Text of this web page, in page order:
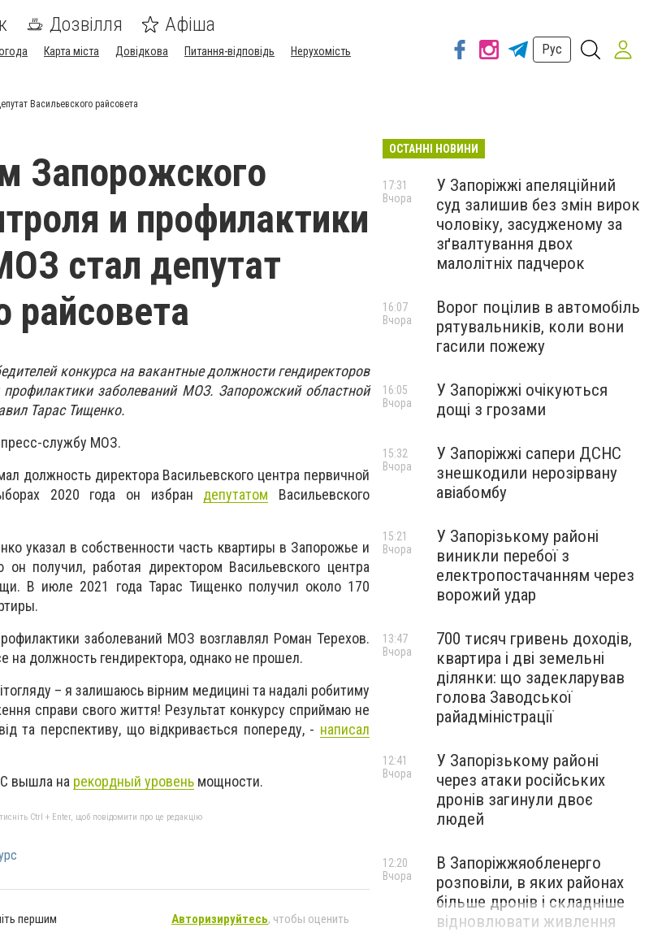
Дозвілля Афіша
Карта міста Довідкова Питання-відповідь
Нерухомість
Рус
Васильевского райсовета
Запорожского
и профилактики
стал депутат
райсовета
конкурса на вакантные должности гендиректоров
заболеваний МОЗ. Запорожский областной
Тарас Тищенко.
пресс-службу МОЗ.
должность директора Васильевского центра первичной
2020 года он избран депутатом Васильевского
указал в собственности часть квартиры в Запорожье и
он получил, работая директором Васильевского центра
В июле 2021 года Тарас Тищенко получил около 170
заболеваний МОЗ возглавлял Роман Терехов.
на должность гендиректора, однако не прошел.
– я залишаюсь вірним медицині та надалі робитиму
справи свого життя! Результат конкурсу сприймаю не
та перспективу, що відкривається попереду, - написал
вышла на рекордный уровень мощности.
Ctrl + Enter, щоб повідомити про це редакцію
першим Авторизируйтесь, чтобы оценить
ОСТАННІ НОВИНИ
У Запоріжжі апеляційний
суд залишив без змін вирок
чоловіку, засудженому за
зґвалтування двох
малолітніх падчерок
17:31
Вчора
Ворог поцілив в автомобіль
рятувальників, коли вони
гасили пожежу
16:07
Вчора
У Запоріжжі очікуються
дощі з грозами
16:05
Вчора
У Запоріжжі сапери ДСНС
знешкодили нерозірвану
авіабомбу
15:32
Вчора
У Запорізькому районі
виникли перебої з
електропостачанням через
ворожий удар
15:21
Вчора
700 тисяч гривень доходів,
квартира і дві земельні
ділянки: що задекларував
голова Заводської
райадміністрації
13:47
Вчора
У Запорізькому районі
через атаки російських
дронів загинули двоє
людей
12:41
Вчора
В Запоріжжяобленерго
розповіли, в яких районах
більше дронів і складніше
відновлювати живлення
12:20
Вчора